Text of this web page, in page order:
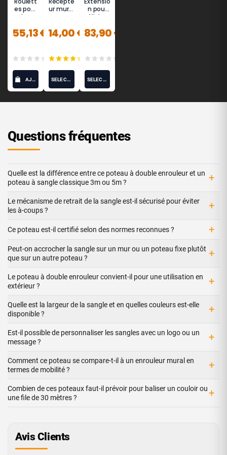
es pour
poteaux
guidage
55,13 €
(0)
AJOUTER AU PANIER
ur mural
de
guidage
et
enroule
urs -
Potelet®
14,00 €
(7)
SÉLECTIONNEZ LES OPTIONS
n pour
affichag
83,90 €
SÉLECTIONNEZ LES OPTIONS
Questions fréquentes
Quelle est la différence entre ce poteau à double enrouleur et un
poteau à sangle classique 3m ou 5m ?
+
Le mécanisme de retrait de la sangle est-il sécurisé pour éviter
les à-coups ?
+
Ce poteau est-il certifié selon des normes reconnues ? +
Peut-on accrocher la sangle sur un mur ou un poteau fixe plutôt
que sur un autre poteau ?
+
Le poteau à double enrouleur convient-il pour une utilisation en
extérieur ?
+
Quelle est la largeur de la sangle et en quelles couleurs est-elle
disponible ?
+
Est-il possible de personnaliser les sangles avec un logo ou un
message ?
+
Comment ce poteau se compare-t-il à un enrouleur mural en
termes de mobilité ?
+
Combien de ces poteaux faut-il prévoir pour baliser un couloir ou
une file de 30 mètres ?
+
Avis Clients